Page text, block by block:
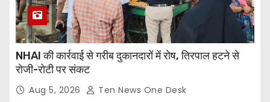
NHAI की कार्रवाई से गरीब दुकानदारों में रोष, तिरपाल हटने से
रोजी-रोटी पर संकट
Aug 5, 2026 Ten News One Desk